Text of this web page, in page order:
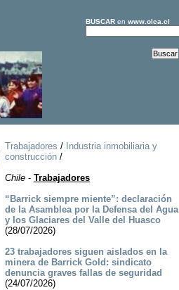
BUSCARen www.olca.cl
Trabajadores / Industria inmobiliaria y
construcción/
Chile- Trabajadores
“Barrick siempre miente”: declaración
de la Asamblea por la Defensa del Agua
y los Glaciares del Valle del Huasco
(28/07/2026)
23 trabajadores siguen aislados en la
minera de Barrick Gold: sindicato
denuncia graves fallas de seguridad
(24/07/2026)